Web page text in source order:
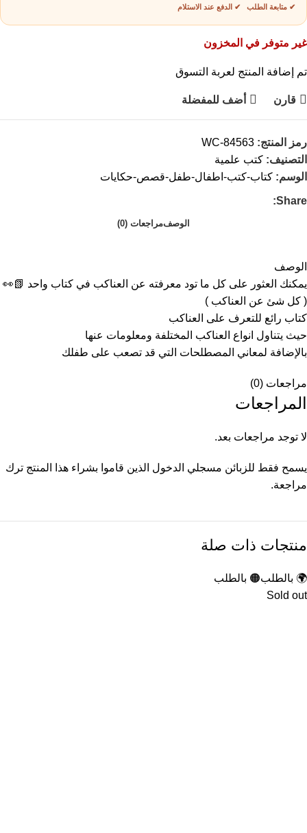
✔ متابعة الطلب ✔ الدفع عند الاستلام
غير متوفر في المخزون
تم إضافة المنتج لعربة التسوق
قارن أضف للمفضلة
رمز المنتج: WC-84563
التصنيف: كتب علمية
الوسم: كتاب-كتب-اطفال-طفل-قصص-حكايات
Share:
الوصفمراجعات (0)
الوصف
يمكنك العثور على كل ما تود معرفته عن العناكب في كتاب واحد 📗👀
( كل شئ عن العناكب )
كتاب رائع للتعرف على العناكب
حيث يتناول انواع العناكب المختلفة ومعلومات عنها
بالإضافة لمعاني المصطلحات التي قد تصعب على طفلك
مراجعات (0)
المراجعات
لا توجد مراجعات بعد.
يسمح فقط للزبائن مسجلي الدخول الذين قاموا بشراء هذا المنتج ترك
مراجعة.
منتجات ذات صلة
🌍 بالطلب🟠 بالطلب
Sold out